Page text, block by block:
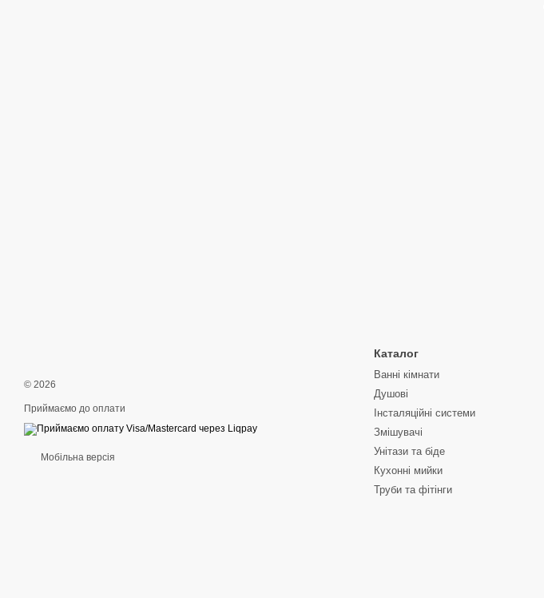
© 2026
Приймаємо до оплати
Мобільна версія
Каталог
Ванні кімнати
Душові
Інсталяційні системи
Змішувачі
Унітази та біде
Кухонні мийки
Труби та фітінги